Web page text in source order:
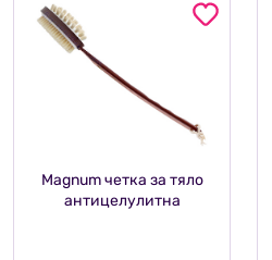
Magnum четка за тяло
антицелулитна